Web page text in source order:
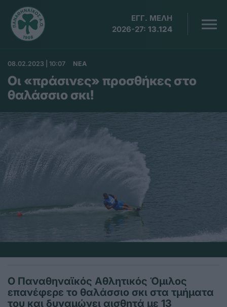
ΕΓΓ. ΜΕΛΗ
2026-27: 13.124
08.02.2023 | 10:07 ΝΕΑ
Οι «πράσινες» προσθήκες στο
θαλάσσιο σκι!
Ο Παναθηναϊκός Αθλητικός Όμιλος
επανέφερε το θαλάσσιο σκι στα τμήματα
του και δυναμώνει αισθητά με 13